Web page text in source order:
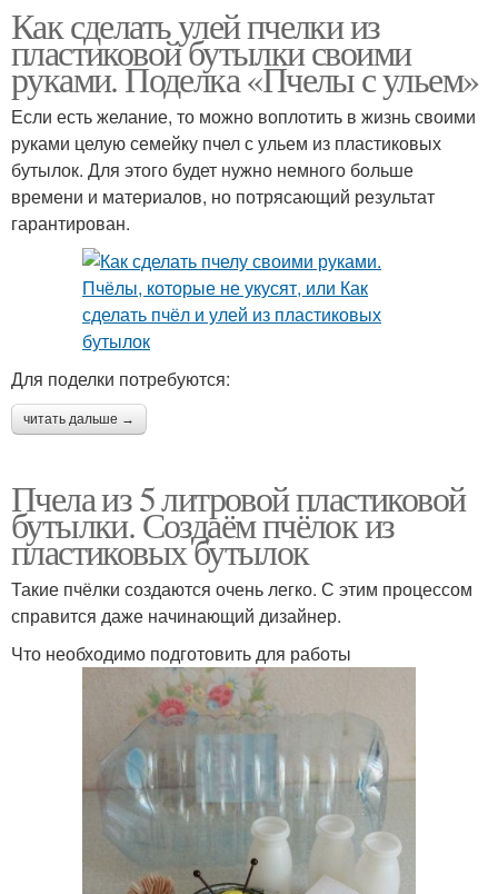
Как сделать улей пчелки из
пластиковой бутылки своими
руками. Поделка «Пчелы с ульем»
Если есть желание, то можно воплотить в жизнь своими
руками целую семейку пчел с ульем из пластиковых
бутылок. Для этого будет нужно немного больше
времени и материалов, но потрясающий результат
гарантирован.
Для поделки потребуются:
читать дальше →
Пчела из 5 литровой пластиковой
бутылки. Создаём пчёлок из
пластиковых бутылок
Такие пчёлки создаются очень легко. С этим процессом
справится даже начинающий дизайнер.
Что необходимо подготовить для работы